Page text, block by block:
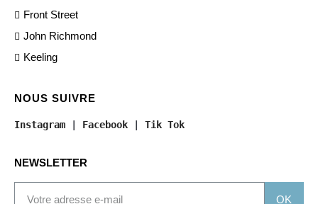
Front Street
John Richmond
Keeling
NOUS SUIVRE
Instagram Facebook Tik Tok
NEWSLETTER
OK